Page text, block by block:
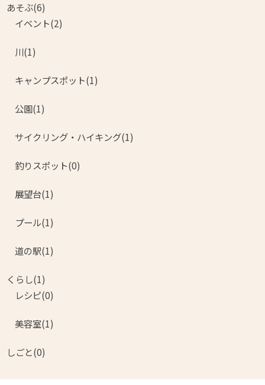
あそぶ(6)
イベント(2)
川(1)
キャンプスポット(1)
公園(1)
サイクリング・ハイキング(1)
釣りスポット(0)
展望台(1)
プール(1)
道の駅(1)
くらし(1)
レシピ(0)
美容室(1)
しごと(0)